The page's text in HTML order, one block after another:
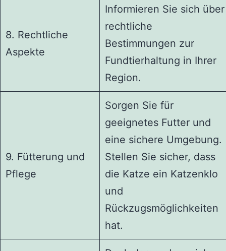
8. Rechtliche
Aspekte
Informieren Sie sich über
rechtliche
Bestimmungen zur
Fundtierhaltung in Ihrer
Region.
9. Fütterung und
Pflege
Sorgen Sie für
geeignetes Futter und
eine sichere Umgebung.
Stellen Sie sicher, dass
die Katze ein Katzenklo
und
Rückzugsmöglichkeiten
hat.